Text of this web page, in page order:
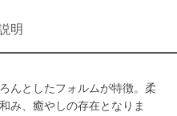
明
んとしたフォルムが特徴。柔
み、癒やしの存在となりま